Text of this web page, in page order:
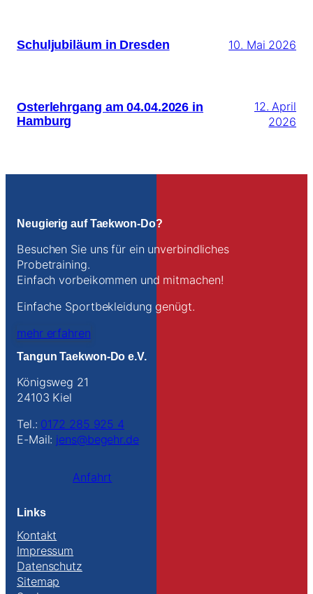
Schuljubiläum in Dresden 10. Mai 2026
Osterlehrgang am 04.04.2026 in
Hamburg
12. April
2026
Neugierig auf Taekwon-Do?
Besuchen Sie uns für ein unverbindliches
Probetraining.
Einfach vorbeikommen und mitmachen!
Einfache Sportbekleidung genügt.
mehr erfahren
Tangun Taekwon-Do e.V.
Königsweg 21
24103 Kiel
Tel.: 0172 285 925 4
E-Mail: jens@begehr.de
Anfahrt
Links
Kontakt
Impressum
Datenschutz
Sitemap